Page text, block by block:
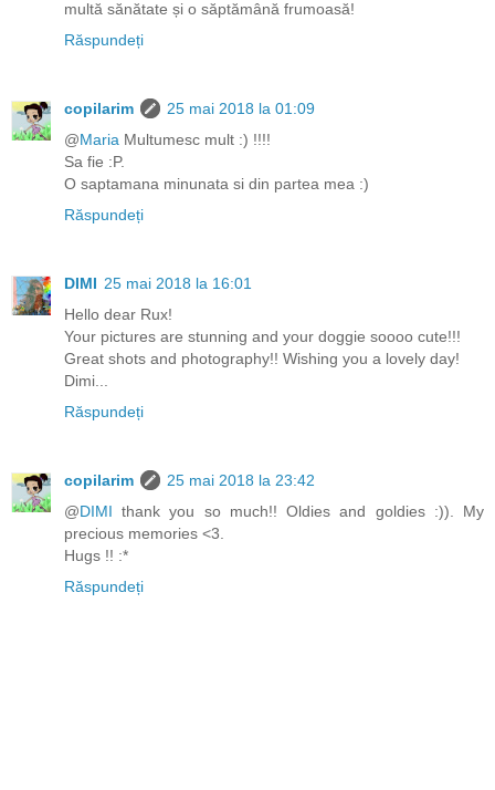
multă sănătate și o săptămână frumoasă!
Răspundeți
copilarim
25 mai 2018 la 01:09
@Maria Multumesc mult :) !!!!
Sa fie :P.
O saptamana minunata si din partea mea :)
Răspundeți
DIMI 25 mai 2018 la 16:01
Hello dear Rux!
Your pictures are stunning and your doggie soooo cute!!!
Great shots and photography!! Wishing you a lovely day!
Dimi...
Răspundeți
copilarim
25 mai 2018 la 23:42
@DIMI thank you so much!! Oldies and goldies :)). My
precious memories <3.
Hugs !! :*
Răspundeți